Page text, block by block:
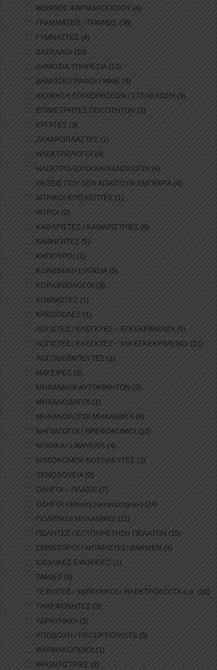
ΒΟΗΘΟΣ ΦΑΡΜΑΚΟΠΟΙΟΥ (4)
ΓΡΑΜΜΑΤΕΙΣ / ΓΡΑΦΕΙΣ (38)
ΓΥΜΝΑΣΤΕΣ (4)
ΔΑΣΚΑΛΟΙ (10)
ΔΗΜΟΣΙΑ ΥΠΗΡΕΣΙΑ (12)
ΔΗΜΟΣΙΟΓΡΑΦΟΙ / ΜΜΕ (4)
ΔΙΟΙΚΗΣΗ ΕΠΙΧΕΙΡΗΣΕΩΝ / ΣΤΕΛΕΧΩΣΗ (9)
ΕΠΙΜΕΤΡΗΤΕΣ ΠΟΣΟΤΗΤΩΝ (2)
ΕΡΓΑΤΕΣ (3)
ΖΑΧΑΡΟΠΛΑΣΤΕΣ (1)
ΗΛΕΚΤΡΟΛΟΓΟΙ (4)
ΗΛΕΚΤΡΟΛΟΓΟΙ ΜΗΧΑΝΟΛΟΓΟΙ (4)
ΘΕΣΕΙΣ ΠΟΥ ΔΕΝ ΑΠΑΙΤΟΥΝ ΕΜΠΕΙΡΙΑ(4)
ΙΑΤΡΙΚΟΙ ΕΠΙΣΚΕΠΤΕΣ (1)
ΙΑΤΡΟΙ (2)
ΚΑΘΑΡΙΣΤΕΣ / ΚΑΘΑΡΙΣΤΡΙΕΣ (6)
ΚΑΘΗΓΗΤΕΣ (5)
ΚΗΠΟΥΡΟΙ (1)
ΚΟΙΝΩΝΙΚΗ ΕΡΓΑΣΙΑ(5)
ΚΟΙΝΩΝΙΟΛΟΓΟΙ (3)
ΚΟΜΜΩΤΕΣ (1)
ΚΡΕΟΠΩΛΕΣ (1)
ΛΟΓΙΣΤΕΣ / ΕΛΕΓΚΤΕΣ – ΕΓΚΕΚΡΙΜΕΝΟΙ (5)
ΛΟΓΙΣΤΕΣ / ΕΛΕΓΚΤΕΣ – ΜΗ ΕΓΚΕΚΡΙΜΕΝΟΙ (21)
ΛΟΓΟΘΕΡΑΠΕΥΤΕΣ (1)
ΜΑΓΕΙΡΕΣ (2)
ΜΗΧΑΝΙΚΟΙ ΑΥΤΟΚΙΝΗΤΩΝ (3)
ΜΗΧΑΝΟΔΗΓΟΙ (1)
ΜΗΧΑΝΟΛΟΓΟΙ ΜΗΧΑΝΙΚΟΙ (6)
ΝΗΠΙΑΓΩΓΟΙ / ΒΡΕΦΟΚΟΜΟΙ (12)
ΝΟΜΙΚΑ / LAWYERS (4)
ΝΟΣΟΚΟΜΟΙ/ ΝΟΣΗΛΕΥΤΕΣ (2)
ΞΕΝΟΔΟΧΕΙΑ(2)
ΟΔΗΓΟΙ – ΠΛΑΣΙΕ (7)
ΟΔΗΓΟΙ (delivery,taxi,φορτηγών) (14)
ΠΟΛΙΤΙΚΟΙ ΜΗΧΑΝΙΚΟΙ (11)
ΠΩΛΗΤΕΣ / ΕΞΥΠΗΡΕΤΗΣΗ ΠΕΛΑΤΩΝ (15)
ΣΕΡΒΙΤΟΡΟΙ / ΜΠΑΡΙΣΤΕΣ/ BARMEN (4)
ΣΧΟΛΙΚΕΣ ΕΦΟΡΕΙΕΣ (1)
ΤΑΜΙΕΣ (3)
ΤΕΧΝΙΤΕΣ / ΥΔΡΑΥΛΙΚΟΙ / ΗΛΕΚΤΡΟΛΟΓΟΙ κ.ά. (10)
ΤΗΛΕΦΩΝΗΤΕΣ (3)
ΥΔΡΑΥΛΙΚΟΙ (3)
ΥΠΟΔΟΧΗ / RECEPTIONISTS (5)
ΦΑΡΜΑΚΟΠΟΙΟΙ (1)
ΦΡΟΝΤΙΣΤΡΙΕΣ (2)